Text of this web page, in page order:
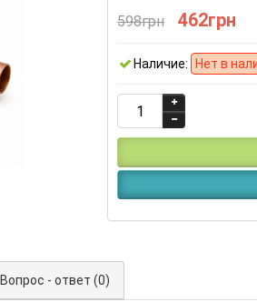
598грн 462грн
Наличие: Нет в
Вопрос - ответ (0)